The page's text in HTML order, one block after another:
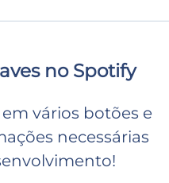
no Spotify
vários botões e
necessárias